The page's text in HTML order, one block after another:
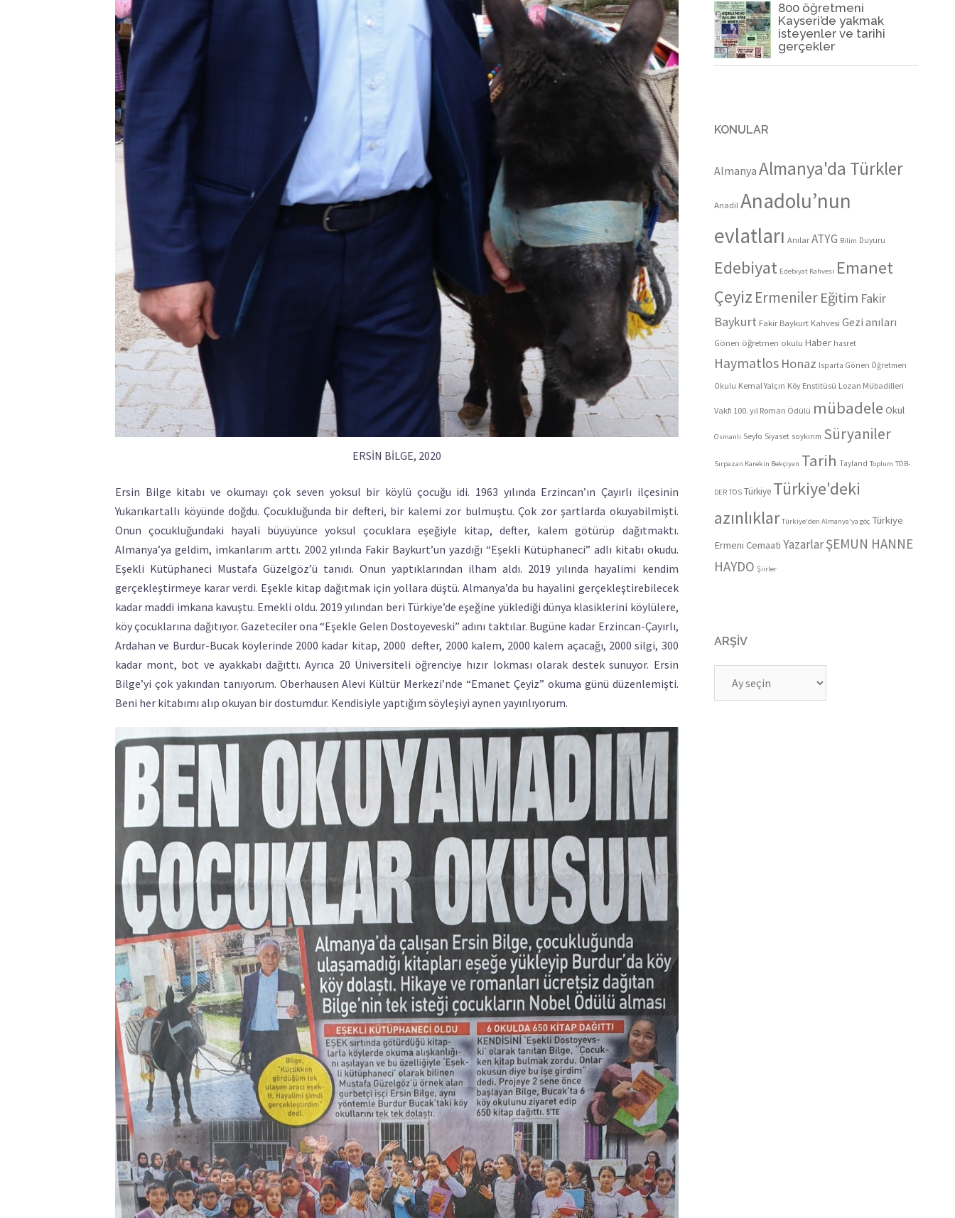
ERSİN BİLGE, 2020
Ersin Bilge kitabı ve okumayı çok seven yoksul bir köylü çocuğu idi. 1963 yılında Erzincan’ın Çayırlı ilçesinin
Yukarıkartallı köyünde doğdu. Çocukluğunda bir defteri, bir kalemi zor bulmuştu. Çok zor şartlarda okuyabilmişti.
Onun çocukluğundaki hayali büyüyünce yoksul çocuklara eşeğiyle kitap, defter, kalem götürüp dağıtmaktı.
Almanya’ya geldim, imkanlarım arttı. 2002 yılında Fakir Baykurt’un yazdığı “Eşekli Kütüphaneci” adlı kitabı okudu.
Eşekli Kütüphaneci Mustafa Güzelgöz’ü tanıdı. Onun yaptıklarından ilham aldı. 2019 yılında hayalimi kendim
gerçekleştirmeye karar verdi. Eşekle kitap dağıtmak için yollara düştü. Almanya’da bu hayalini gerçekleştirebilecek
kadar maddi imkana kavuştu. Emekli oldu. 2019 yılından beri Türkiye’de eşeğine yüklediği dünya klasiklerini köylülere,
köy çocuklarına dağıtıyor. Gazeteciler ona “Eşekle Gelen Dostoyeveski” adını taktılar. Bugüne kadar Erzincan-Çayırlı,
Ardahan ve Burdur-Bucak köylerinde 2000 kadar kitap, 2000 defter, 2000 kalem, 2000 kalem açacağı, 2000 silgi, 300
kadar mont, bot ve ayakkabı dağıttı. Ayrıca 20 Üniversiteli öğrenciye hızır lokması olarak destek sunuyor. Ersin
Bilge’yi çok yakından tanıyorum. Oberhausen Alevi Kültür Merkezi’nde “Emanet Çeyiz” okuma günü düzenlemişti.
Beni her kitabımı alıp okuyan bir dostumdur. Kendisiyle yaptığım söyleşiyi aynen yayınlıyorum.
800 öğretmeni
Kayseri’de yakmak
isteyenler ve tarihi
gerçekler
KONULAR
Almanya Almanya'da Türkler
Anadil Anadolu’nun
evlatları Anılar ATYG Bilim Duyuru
Edebiyat Edebiyat Kahvesi Emanet
Çeyiz Ermeniler Eğitim Fakir
Baykurt Fakir Baykurt Kahvesi Gezi anıları
Gönen öğretmen okulu Haber hasret
Haymatlos Honaz Isparta Gönen Öğretmen
Okulu Kemal Yalçın Köy Enstitüsü Lozan Mübadilleri
Vakfı 100. yıl Roman Ödülü mübadele Okul
Osmanlı Seyfo Siyaset soykırım Süryaniler
Sırpazan Karekin Bekçiyan Tarih Tayland Toplum TÖB-
DER TÖS Türkiye Türkiye'deki
azınlıklar Türkiye'den Almanya'ya göç Türkiye
Ermeni Cemaati Yazarlar ŞEMUN HANNE
HAYDO Şiirler
ARŞIV